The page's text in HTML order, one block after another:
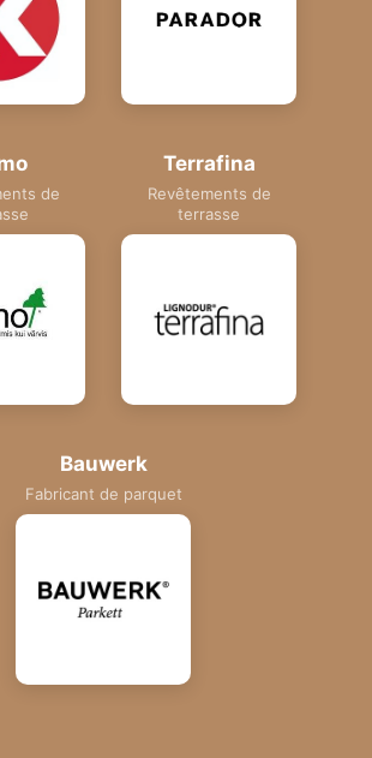
de
Terrafina
Revêtements de
terrasse
Bauwerk
Fabricant de parquet